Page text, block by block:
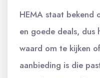
HEMA staat bekend
en goede deals, dus
waard om te kijken
aanbieding is die